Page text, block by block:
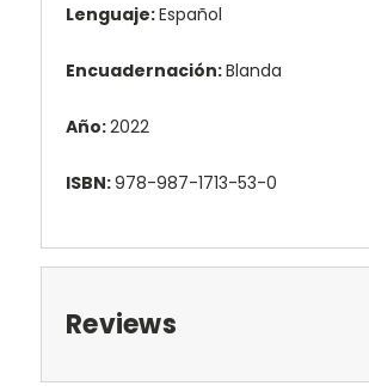
Lenguaje:Español
Encuadernación:Blanda
Año:2022
ISBN:978-987-1713-53-0
Reviews